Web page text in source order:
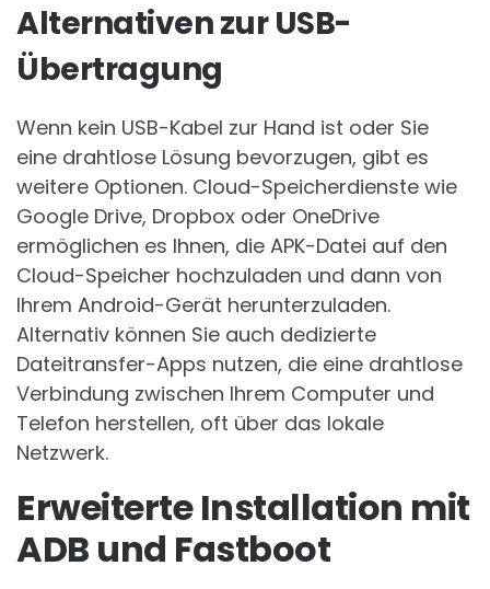
Alternativen zur USB-
Übertragung
Wenn kein USB-Kabel zur Hand ist oder Sie
eine drahtlose Lösung bevorzugen, gibt es
weitere Optionen. Cloud-Speicherdienste wie
Google Drive, Dropbox oder OneDrive
ermöglichen es Ihnen, die APK-Datei auf den
Cloud-Speicher hochzuladen und dann von
Ihrem Android-Gerät herunterzuladen.
Alternativ können Sie auch dedizierte
Dateitransfer-Apps nutzen, die eine drahtlose
Verbindung zwischen Ihrem Computer und
Telefon herstellen, oft über das lokale
Netzwerk.
Erweiterte Installation mit
ADB und Fastboot